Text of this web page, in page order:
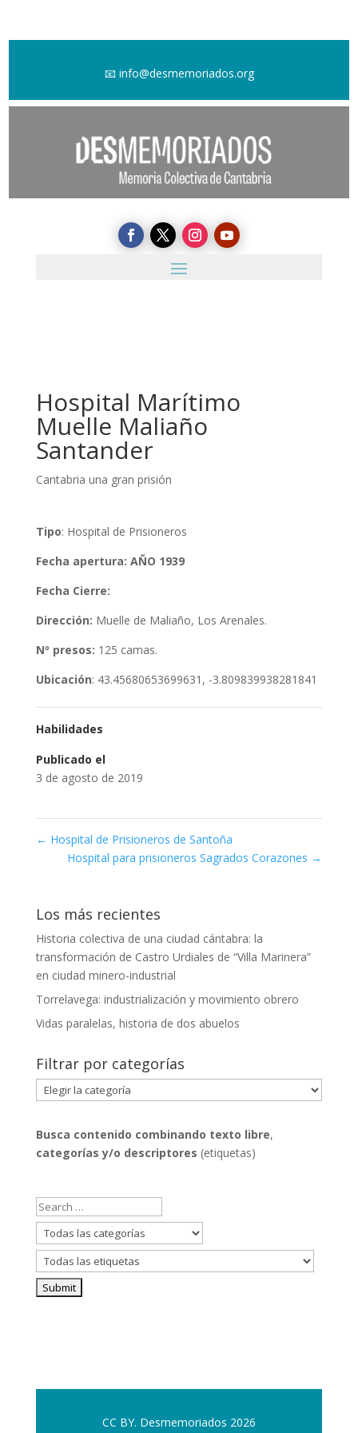
📧 info@desmemoriados.org
Hospital Marítimo
Muelle Maliaño
Santander
Cantabria una gran prisión
Tipo: Hospital de Prisioneros
Fecha apertura: AÑO 1939
Fecha Cierre:
Dirección: Muelle de Maliaño, Los Arenales.
Nº presos: 125 camas.
Ubicación: 43.45680653699631, -3.809839938281841
Habilidades
Publicado el
3 de agosto de 2019
← Hospital de Prisioneros de Santoña
Hospital para prisioneros Sagrados Corazones →
Los más recientes
Historia colectiva de una ciudad cántabra: la
transformación de Castro Urdiales de “Villa Marinera”
en ciudad minero-industrial
Torrelavega: industrialización y movimiento obrero
Vidas paralelas, historia de dos abuelos
Filtrar por categorías
Filtrar
por
Busca contenido combinando texto libre,
categorías y/o descriptores (etiquetas)
CC BY. Desmemoriados 2026